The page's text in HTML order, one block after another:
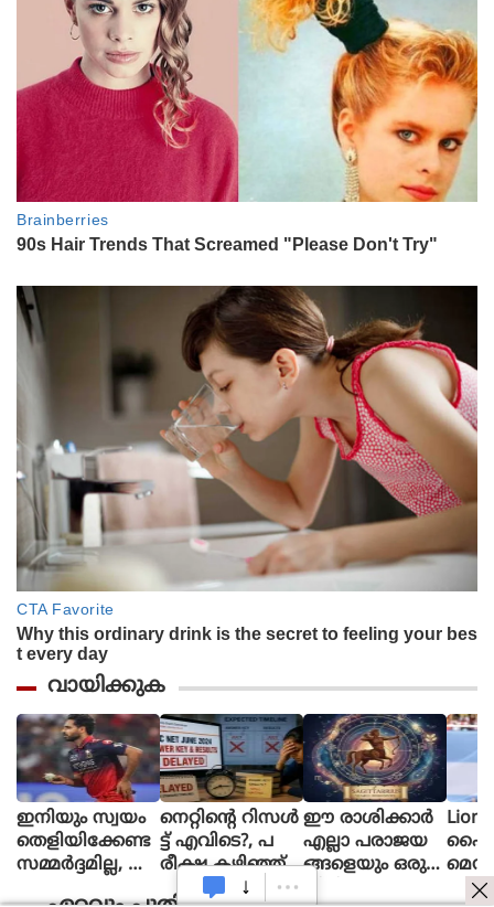
വായിക്കുക
ഇനിയും സ്വയം
തെളിയിക്കേണ്ട
സമ്മർദ്ദമില്ല, അ
നെറ്റിൻ്റെ റിസൾ
ട്ട് എവിടെ?, പ
രീക്ഷ കഴിഞ്ഞ്
ഒരു മാസ
ഈ രാശിക്കാര്‍
എല്ലാ പരാജയ
ങ്ങളെയും ഒരു
ണ